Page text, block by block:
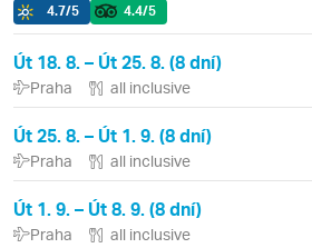
4.7/5 4.4/5
Út 18. 8. – Út 25. 8. (8 dní)
Praha all inclusive
Út 25. 8. – Út 1. 9. (8 dní)
Praha all inclusive
Út 1. 9. – Út 8. 9. (8 dní)
Praha all inclusive